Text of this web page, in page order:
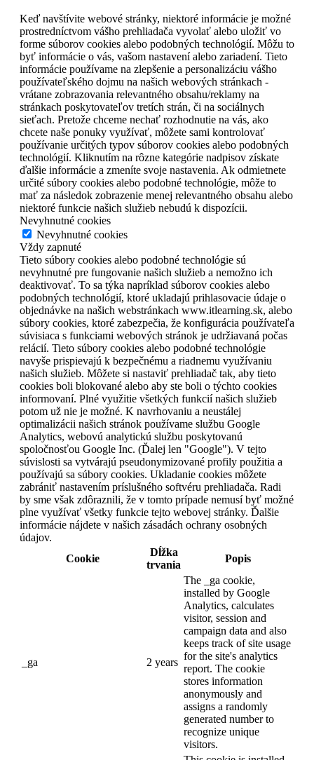
Keď navštívite webové stránky, niektoré informácie je možné
prostredníctvom vášho prehliadača vyvolať alebo uložiť vo
forme súborov cookies alebo podobných technológií. Môžu to
byť informácie o vás, vašom nastavení alebo zariadení. Tieto
informácie používame na zlepšenie a personalizáciu vášho
používateľského dojmu na našich webových stránkach -
vrátane zobrazovania relevantného obsahu/reklamy na
stránkach poskytovateľov tretích strán, či na sociálnych
sieťach. Pretože chceme nechať rozhodnutie na vás, ako
chcete naše ponuky využívať, môžete sami kontrolovať
používanie určitých typov súborov cookies alebo podobných
technológií. Kliknutím na rôzne kategórie nadpisov získate
ďalšie informácie a zmeníte svoje nastavenia. Ak odmietnete
určité súbory cookies alebo podobné technológie, môže to
mať za následok zobrazenie menej relevantného obsahu alebo
niektoré funkcie našich služieb nebudú k dispozícii.
Nevyhnutné cookies
Nevyhnutné cookies
Vždy zapnuté
Tieto súbory cookies alebo podobné technológie sú
nevyhnutné pre fungovanie našich služieb a nemožno ich
deaktivovať. To sa týka napríklad súborov cookies alebo
podobných technológií, ktoré ukladajú prihlasovacie údaje o
objednávke na našich webstránkach www.itlearning.sk, alebo
súbory cookies, ktoré zabezpečia, že konfigurácia používateľa
súvisiaca s funkciami webových stránok je udržiavaná počas
relácií. Tieto súbory cookies alebo podobné technológie
navyše prispievajú k bezpečnému a riadnemu využívaniu
našich služieb. Môžete si nastaviť prehliadač tak, aby tieto
cookies boli blokované alebo aby ste boli o týchto cookies
informovaní. Plné využitie všetkých funkcií našich služieb
potom už nie je možné. K navrhovaniu a neustálej
optimalizácii našich stránok používame službu Google
Analytics, webovú analytickú službu poskytovanú
spoločnosťou Google Inc. (Ďalej len "Google"). V tejto
súvislosti sa vytvárajú pseudonymizované profily použitia a
používajú sa súbory cookies. Ukladanie cookies môžete
zabrániť nastavením príslušného softvéru prehliadača. Radi
by sme však zdôraznili, že v tomto prípade nemusí byť možné
plne využívať všetky funkcie tejto webovej stránky. Ďalšie
informácie nájdete v našich zásadách ochrany osobných
údajov.
Cookie
Dĺžka
trvania
Popis
_ga 2 years
The _ga cookie,
installed by Google
Analytics, calculates
visitor, session and
campaign data and also
keeps track of site usage
for the site's analytics
report. The cookie
stores information
anonymously and
assigns a randomly
generated number to
recognize unique
visitors.